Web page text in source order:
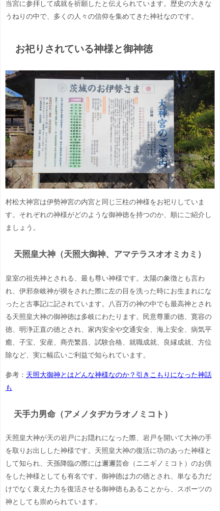
当宮に参拝して成就を祈願したと伝えられています。歴史の大きな
うねりの中で、多くの人々の信仰を集めてきた神社なのです。
お祀りされている神様と御神徳
村松大神宮は伊勢神宮の内宮と同じ三柱の神様をお祀りしていま
す。それぞれの神様がどのような御神徳を持つのか、順にご紹介し
ましょう。
天照皇大神（天照大御神、アマテラスオオミカミ）
皇室の祖先神とされる、最も尊い神様です。太陽の象徴とも言わ
れ、伊邪奈岐神が禊をされた際に左の目を洗った時にお生まれにな
ったと古事記に記されています。八百万の神の中でも最高神とされ
る天照皇大神の御神徳は多岐にわたります。民意尊重の徳、寛容の
徳、明浄正直の徳とされ、家内安全や交通安全、海上安全、病気平
癒、子宝、安産、商売繁昌、試験合格、就職成就、良縁成就、方位
除など、実に幅広いご利益で知られています。
参考： 天照大御神とはどんな神様なのか？引きこもりになった神話
も
天手力男命（アメノタヂカラオノミコト）
天照皇大神が天の岩戸にお隠れになった際、岩戸を開いて大神の手
を取りお出しした神様です。天照皇大神の復活に功のあった神様と
して知られ、天孫降臨の際には邇邇芸命（ニニギノミコト）のお供
をした神様としても有名です。御神徳は力の徳とされ、単なる力だ
けでなく衰えた力を復活させる御神徳もあることから、スポーツの
神としても崇められています。